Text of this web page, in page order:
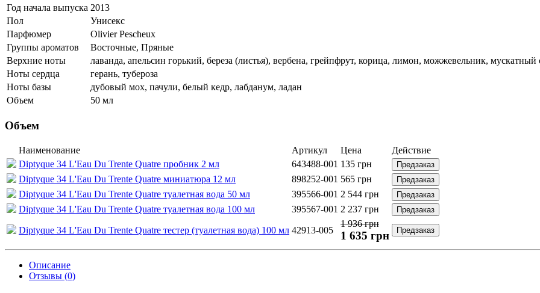
Год начала выпуска 2013
Пол
Унисекс
Парфюмер
Olivier Pescheux
Группы ароматов
Восточные, Пряные
Верхние ноты
лаванда, апельсин горький, береза (листья), вербена, грейпфрут, корица, лимон, можжевельник, мускатный
Ноты сердца
герань, тубероза
Ноты базы
дубовый мох, пачули, белый кедр, лабданум, ладан
Объем
50 мл
Объем
Наименование Артикул Цена
Действие
Diptyque 34 L'Eau Du Trente Quatre пробник 2 мл
643488-001 135 грн Предзаказ
Diptyque 34 L'Eau Du Trente Quatre миниатюра 12 мл 898252-001 565 грн Предзаказ
Diptyque 34 L'Eau Du Trente Quatre туалетная вода 50 мл 395566-001 2 544 грн Предзаказ
Diptyque 34 L'Eau Du Trente Quatre туалетная вода 100 мл 395567-001 2 237 грн Предзаказ
Diptyque 34 L'Eau Du Trente Quatre тестер (туалетная вода) 100 мл 42913-005
1 936 грн
1 635 грн Предзаказ
Описание
Отзывы (0)